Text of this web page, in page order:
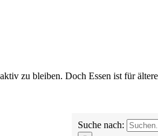
zu bleiben. Doch Essen ist für
Suche nach: